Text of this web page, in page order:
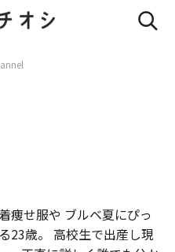
痩せ服や ブルベ夏にぴっ
23歳。 高校生で出産し現